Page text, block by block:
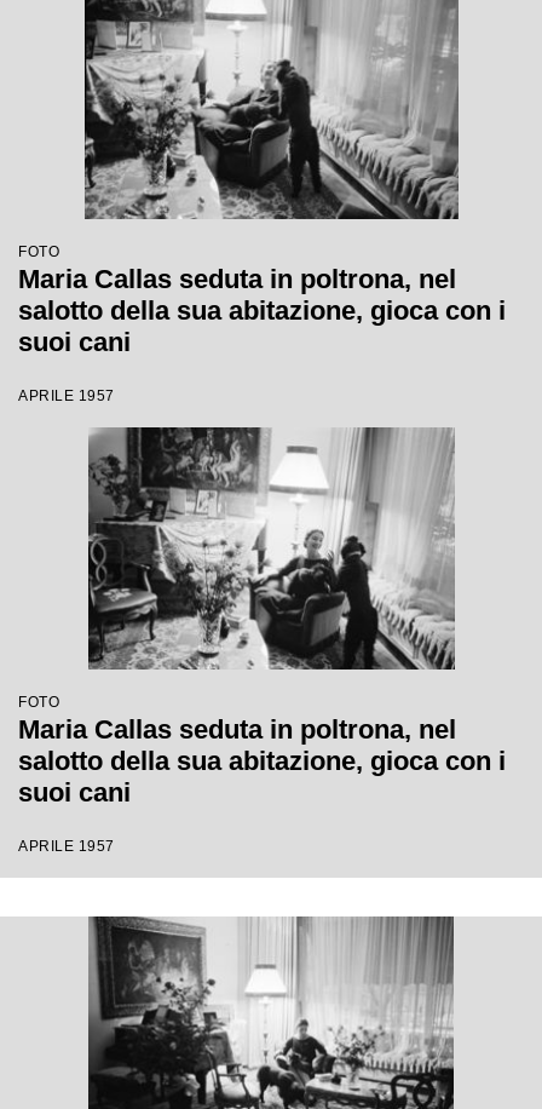
FOTO
Maria Callas seduta in poltrona, nel
salotto della sua abitazione, gioca con i
suoi cani
APRILE 1957
FOTO
Maria Callas seduta in poltrona, nel
salotto della sua abitazione, gioca con i
suoi cani
APRILE 1957